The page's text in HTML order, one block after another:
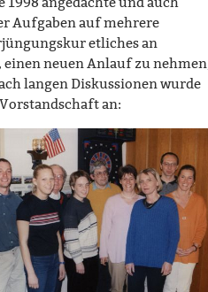
Aufgaben auf mehrere
etliches an
einen neuen Anlauf zu
langen Diskussionen wurde
an: